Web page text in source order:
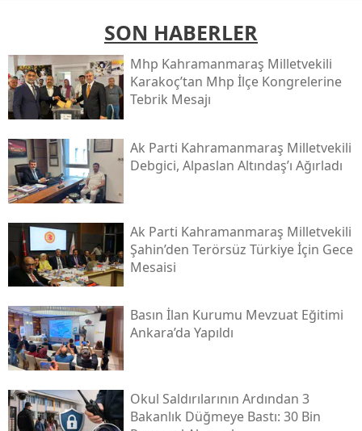
SON HABERLER
Mhp Kahramanmaraş Milletvekili
Karakoç’tan Mhp İlçe Kongrelerine
Tebrik Mesajı
Ak Parti Kahramanmaraş Milletvekili
Debgici, Alpaslan Altındaş’ı Ağırladı
Ak Parti Kahramanmaraş Milletvekili
Şahin’den Terörsüz Türkiye İçin Gece
Mesaisi
Basın İlan Kurumu Mevzuat Eğitimi
Ankara’da Yapıldı
Okul Saldırılarının Ardından 3
Bakanlık Düğmeye Bastı: 30 Bin